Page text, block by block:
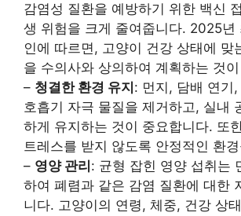
감염성 질환을 예방하기 위한 백신
생 위험을 크게 줄여줍니다. 2025년
인에 따르면, 고양이 건강 상태에 맞
을 수의사와 상의하여 계획하는 것
– 청결한 환경 유지 : 먼지, 담배 연기
호흡기 자극 물질을 제거하고, 실내
하게 유지하는 것이 중요합니다. 또
트레스를 받지 않도록 안정적인 환
– 영양 관리 : 균형 잡힌 영양 섭취는
하여 폐렴과 같은 감염 질환에 대한
니다. 고양이의 연령, 체중, 건강 상